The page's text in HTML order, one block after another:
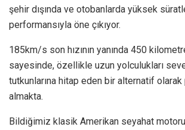
şehir dışında ve otobanlarda yüksek
performansıyla öne çıkıyor.
185km/s son hızının yanında 450
sayesinde, özellikle uzun yolculukları
tutkunlarına hitap eden bir alternatif
almakta.
Bildiğimiz klasik Amerikan seyahat motoru